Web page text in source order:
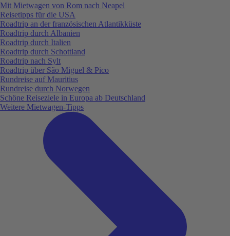
Mit Mietwagen von Rom nach Neapel
Reisetipps für die USA
Roadtrip an der französischen Atlantikküste
Roadtrip durch Albanien
Roadtrip durch Italien
Roadtrip durch Schottland
Roadtrip nach Sylt
Roadtrip über São Miguel & Pico
Rundreise auf Mauritius
Rundreise durch Norwegen
Schöne Reiseziele in Europa ab Deutschland
Weitere Mietwagen-Tipps